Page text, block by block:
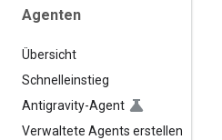
Agenten
Übersicht
Schnelleinstieg
Antigravity-Agent
Verwaltete Agents erstellen